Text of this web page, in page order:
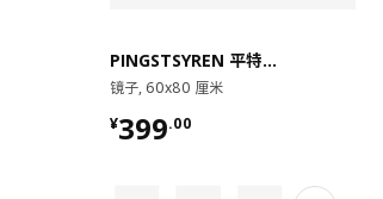
PINGSTSYREN 平特瑟伦
镜子, 60x80 厘米
¥399.00
¥ 399.00